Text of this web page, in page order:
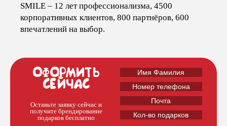
SMILE – 12 лет профессионализма, 4500
корпоративных клиентов, 800 партнёров, 600
впечатлений на выбор.
ОФОРМИТЬ
СЕЙЧАС
Оставьте заявку сейчас и
получите брендирование
подарков бесплатно